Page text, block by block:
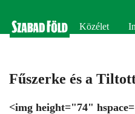
Közélet
Fűszerke és a
<img height="74"